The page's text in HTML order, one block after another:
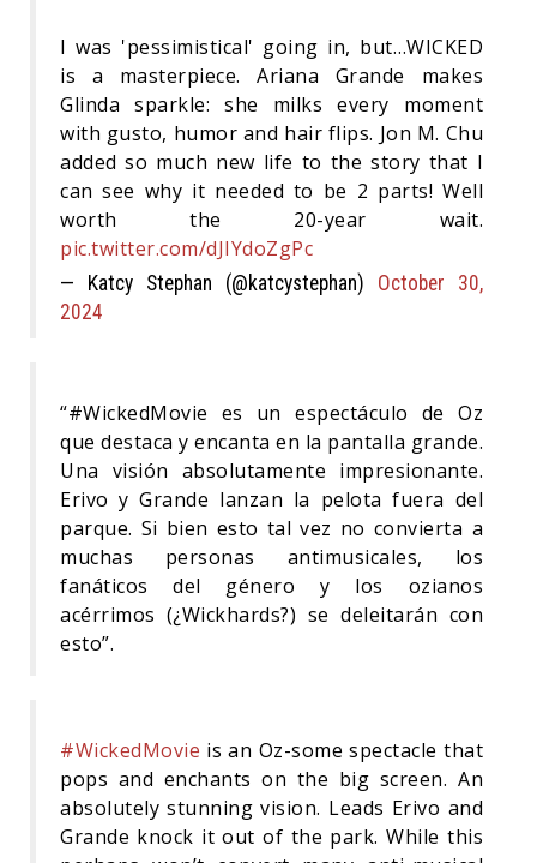
I was 'pessimistical' going in, but…WICKED
is a masterpiece. Ariana Grande makes
Glinda sparkle: she milks every moment
with gusto, humor and hair flips. Jon M. Chu
added so much new life to the story that I
can see why it needed to be 2 parts! Well
worth the 20-year wait.
pic.twitter.com/dJIYdoZgPc
— Katcy Stephan (@katcystephan) October 30,
2024
“#WickedMovie es un espectáculo de Oz
que destaca y encanta en la pantalla grande.
Una visión absolutamente impresionante.
Erivo y Grande lanzan la pelota fuera del
parque. Si bien esto tal vez no convierta a
muchas personas antimusicales, los
fanáticos del género y los ozianos
acérrimos (¿Wickhards?) se deleitarán con
esto”.
#WickedMovie is an Oz-some spectacle that
pops and enchants on the big screen. An
absolutely stunning vision. Leads Erivo and
Grande knock it out of the park. While this